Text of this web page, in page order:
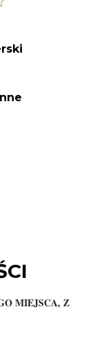
MIEJSCA, Z